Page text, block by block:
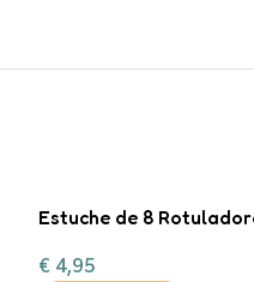
Estuche de 8
€ 4,95